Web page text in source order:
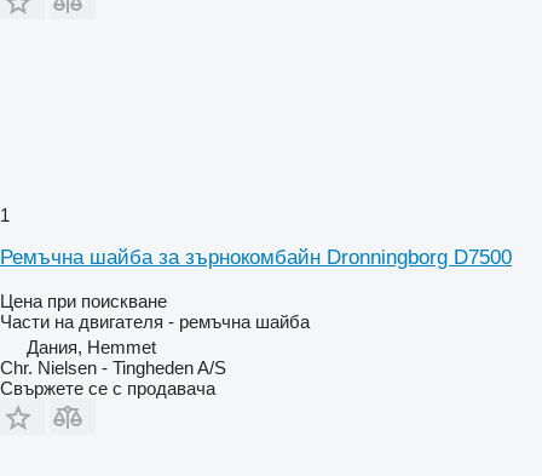
1
Ремъчна шайба за зърнокомбайн Dronningborg D7500
Цена при поискване
Части на двигателя - ремъчна шайба
Дания, Hemmet
Chr. Nielsen - Tingheden A/S
Свържете се с продавача